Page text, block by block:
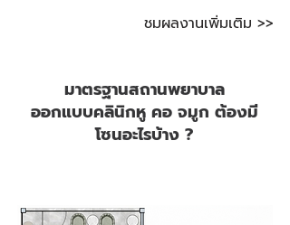
ชมผลงานเพิ่มเติม >>
มาตรฐานสถานพยาบาล
ออกแบบคลินิกหู คอ จมูก ต้องมี
โซนอะไรบ้าง ?